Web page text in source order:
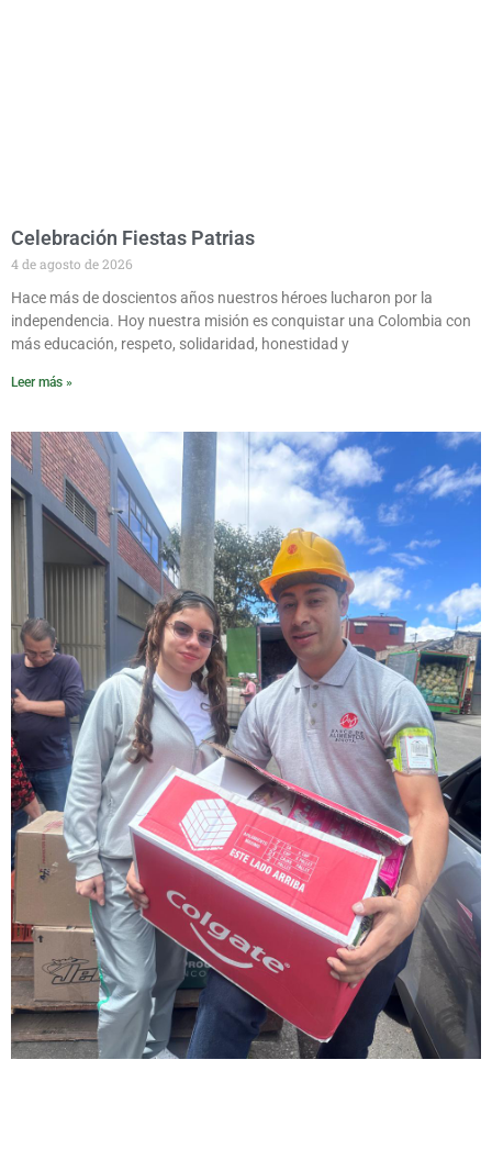
Celebración Fiestas Patrias
4 de agosto de 2026
Hace más de doscientos años nuestros héroes lucharon por la
independencia. Hoy nuestra misión es conquistar una Colombia con
más educación, respeto, solidaridad, honestidad y
Leer más »